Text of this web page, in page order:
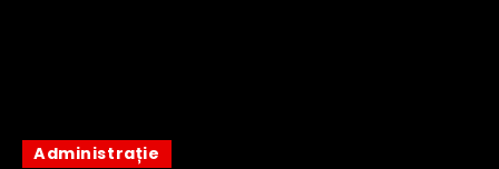
Administrație